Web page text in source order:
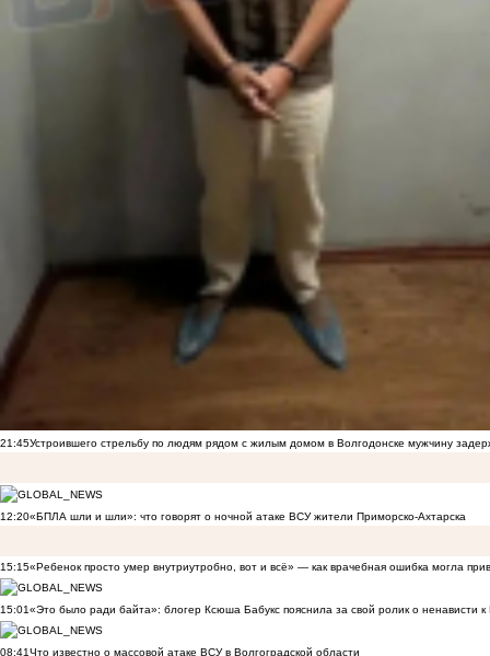
21:45Устроившего стрельбу по людям рядом с жилым домом в Волгодонске мужчину
12:20«БПЛА шли и шли»: что говорят о ночной атаке ВСУ жители Приморско-Ахтарска
15:15«Ребенок просто умер внутриутробно, вот и всё» — как врачебная ошибка могла
15:01«Это было ради байта»: блогер Ксюша Бабукс пояснила за свой ролик о ненависти
08:41Что известно о массовой атаке ВСУ в Волгоградской области